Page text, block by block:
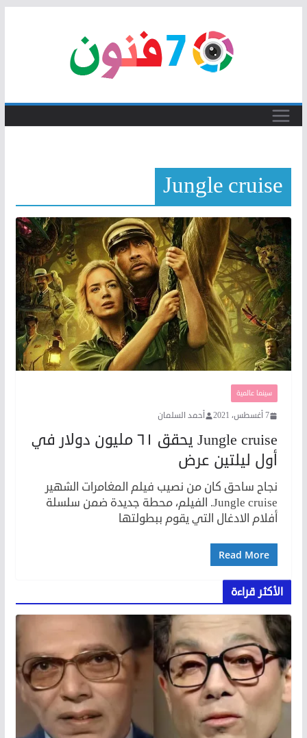
Jungle cruise
سينما عالمية
7 أغسطس، 2021 أحمد السلمان
Jungle cruise يحقق ٦١ مليون دولار في
أول ليلتين عرض
نجاح ساحق كان من نصيب فيلم المغامرات الشهير
Jungle cruise. الفيلم، محطة جديدة ضمن سلسلة
أفلام الادغال التي يقوم ببطولتها
Read More
الأكثر قراءة